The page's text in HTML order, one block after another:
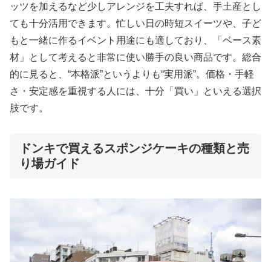
ッツを加えるなど少しアレンジを工夫すれば、手土産とし
ても十分活用できます。忙しい日の時短スイーツや、子ど
もと一緒に作るイベント用途にも適しており、「ベース素
材」として考えると非常に使い勝手の良い商品です。総合
的に見ると、“本格派”というよりも“実用派”。価格・手軽
さ・安定感を重視する人には、十分「買い」といえる選択
肢です。
ドンキで買えるスポンジケーキの種類と売
り場ガイド